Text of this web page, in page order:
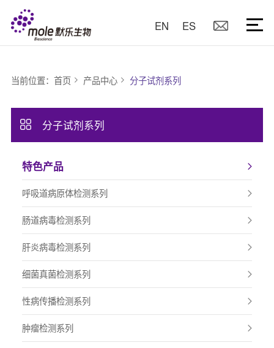
EN ES
当前位置： 首页 产品中心 分子试剂系列
分子试剂系列
特色产品
呼吸道病原体检测系列
肠道病毒检测系列
肝炎病毒检测系列
细菌真菌检测系列
性病传播检测系列
肿瘤检测系列